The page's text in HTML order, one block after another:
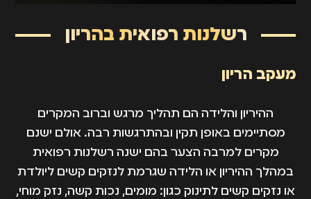
רשלנות רפואית בהריון
מעקב הריון
ההיריון והלידה הם תהליך מרגש וברוב המקרים
מסתיימים באופן תקין ובהתרגשות רבה. אולם ישנם
מקרים למרבה הצער בהם ישנה רשלנות רפואית
במהלך ההיריון או הלידה שגרמת לנזקים קשים ליולדת
או נזקים קשים לתינוק כגון: מומים, נכות קשה, נזק מוחי,